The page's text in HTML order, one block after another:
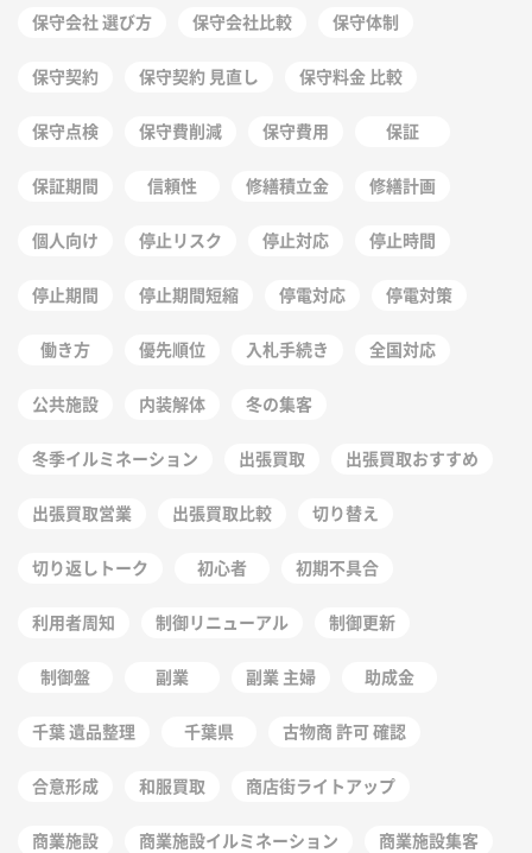
保守会社 選び方 保守会社比較 保守体制
保守契約 保守契約 見直し 保守料金 比較
保守点検 保守費削減 保守費用 保証
保証期間 信頼性 修繕積立金 修繕計画
個人向け 停止リスク 停止対応 停止時間
停止期間 停止期間短縮 停電対応 停電対策
働き方 優先順位 入札手続き 全国対応
公共施設 内装解体 冬の集客
冬季イルミネーション 出張買取 出張買取おすすめ
出張買取営業 出張買取比較 切り替え
切り返しトーク 初心者 初期不具合
利用者周知 制御リニューアル 制御更新
制御盤 副業 副業 主婦 助成金
千葉 遺品整理 千葉県 古物商 許可 確認
合意形成 和服買取 商店街ライトアップ
商業施設 商業施設イルミネーション 商業施設集客